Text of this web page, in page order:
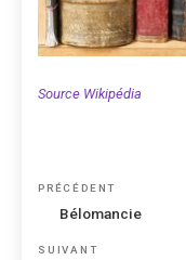
Source Wikipédia
Navigation
Article
précédent
PRÉCÉDENT
Bélomancie
Article
SUIVANT